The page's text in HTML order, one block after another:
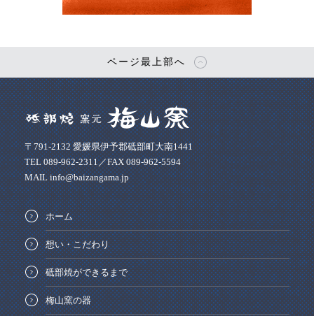
ページ最上部へ
〒791-2132 愛媛県伊予郡砥部町大南1441
TEL 089-962-2311／FAX 089-962-5594
MAIL info@baizangama.jp
ホーム
想い・こだわり
砥部焼ができるまで
梅山窯の器